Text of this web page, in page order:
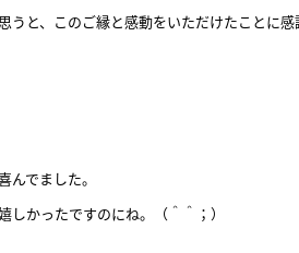
うと、このご縁と感動をいただけたことに
んでました。
しかったですのにね。（＾＾；）